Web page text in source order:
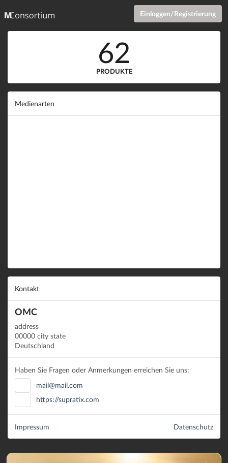
Einloggen/Registrierung
62
PRODUKTE
Medienarten
Kontakt
OMC
address
00000 city state
Deutschland
Haben Sie Fragen oder Anmerkungen erreichen Sie uns:
mail@mail.com
https://supratix.com
Datenschutz
Impressum